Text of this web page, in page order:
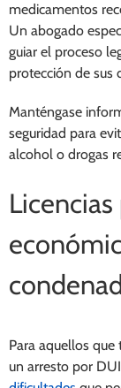
medicamentos
Un abogado
guiar el proceso
protección de sus
Manténgase
seguridad para
alcohol o drogas
Para aquellos que
un arresto por